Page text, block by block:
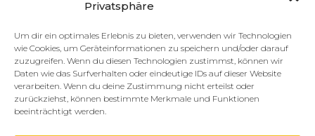
Privatsphäre
Um dir ein optimales Erlebnis zu bieten, verwenden wir Technologien
wie Cookies, um Geräteinformationen zu speichern und/oder darauf
zuzugreifen. Wenn du diesen Technologien zustimmst, können wir
Daten wie das Surfverhalten oder eindeutige IDs auf dieser Website
verarbeiten. Wenn du deine Zustimmung nicht erteilst oder
zurückziehst, können bestimmte Merkmale und Funktionen
beeinträchtigt werden.
Podcast und YouTube
Hamburg / remote
Anne-Katrin Pache-Wilke